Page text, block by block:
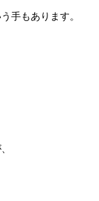
手もあります。